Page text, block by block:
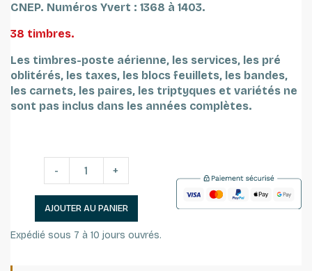
CNEP. Numéros Yvert : 1368 à 1403.
38 timbres.
Les timbres-poste aérienne, les services, les pré
oblitérés, les taxes, les blocs feuillets, les bandes,
les carnets, les paires, les triptyques et variétés ne
sont pas inclus dans les années complètes.
- +
AJOUTER AU PANIER
Expédié sous 7 à 10 jours ouvrés.